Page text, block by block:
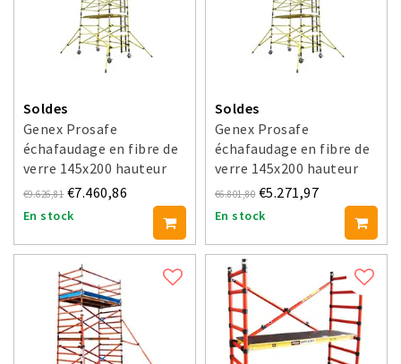
Soldes
Genex Prosafe
échafaudage en fibre de
verre 145x200 hauteur
travail 6 m
€9.626,81 €7.460,86
En stock
Soldes
Genex Prosafe
échafaudage en fibre de
verre 145x200 hauteur
travail 4 m
€6.801,80 €5.271,97
En stock